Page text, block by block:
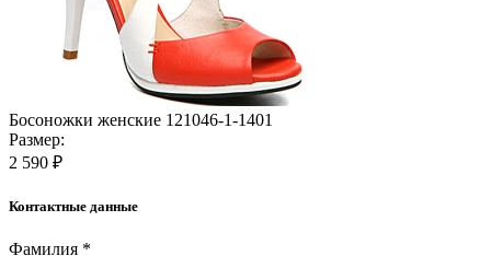
Босоножки женские 121046-1-1401
Размер:
2 590 ₽
Контактные данные
Фамилия *